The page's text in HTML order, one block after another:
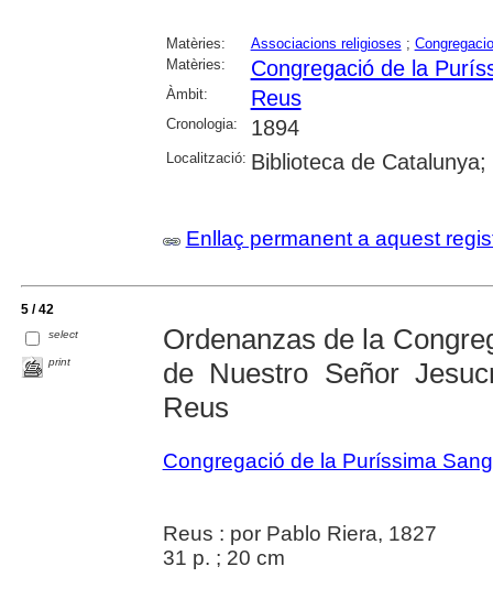
Matèries: Associacions religioses ;
Matèries:
Congregació de la
Àmbit: Reus
Cronologia: 1894
Localització: Biblioteca de
Enllaç permanent a aquest
5 / 42
select
print
Ordenanzas de la
de Nuestro Señor
Reus
Congregació de la Puríssima
Reus : por Pablo Riera, 1827
31 p. ; 20 cm